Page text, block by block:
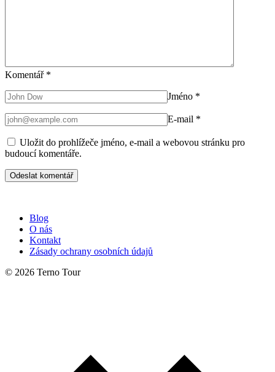
Komentář *
Jméno *
E-mail *
Uložit do prohlížeče jméno, e-mail a webovou stránku pro
budoucí komentáře.
Blog
O nás
Kontakt
Zásady ochrany osobních údajů
© 2026 Terno Tour